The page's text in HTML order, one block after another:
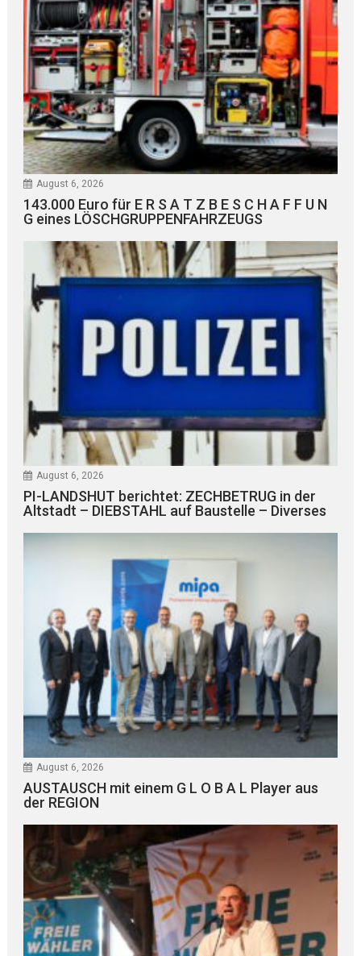
August 6, 2026
143.000 Euro für E R S A T Z B E S C H A F F U N
G eines LÖSCHGRUPPENFAHRZEUGS
August 6, 2026
PI-LANDSHUT berichtet: ZECHBETRUG in der
Altstadt – DIEBSTAHL auf Baustelle – Diverses
August 6, 2026
AUSTAUSCH mit einem G L O B A L Player aus
der REGION